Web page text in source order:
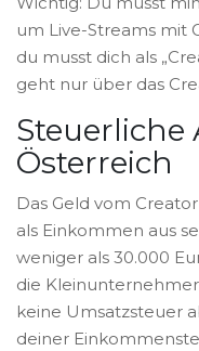
um Live-Streams mit
du musst dich als
geht nur über das
Steuerliche
Österreich
Das Geld vom
als Einkommen aus
weniger als 30.000
die
keine Umsatzsteuer
deiner